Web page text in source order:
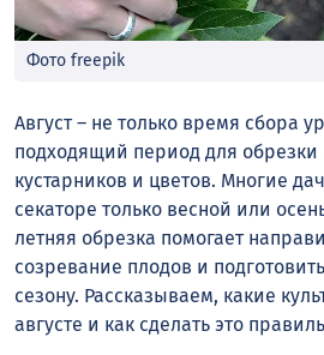
Фото freepik
Август – не только время сбора
подходящий период для обрезки
кустарников и цветов. Многие
секаторе только весной или
летняя обрезка помогает
созревание плодов и
сезону. Рассказываем, какие
августе и как сделать это